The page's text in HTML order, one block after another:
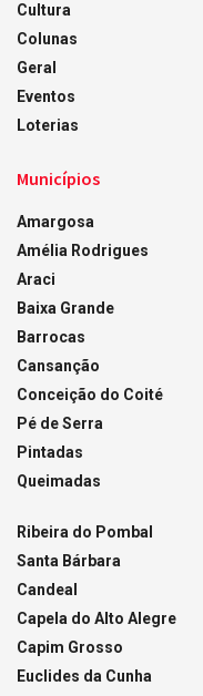
Cultura
Colunas
Geral
Eventos
Loterias
Municípios
Amargosa
Amélia Rodrigues
Araci
Baixa Grande
Barrocas
Cansanção
Conceição do Coité
Pé de Serra
Pintadas
Queimadas
Ribeira do Pombal
Santa Bárbara
Candeal
Capela do Alto Alegre
Capim Grosso
Euclides da Cunha